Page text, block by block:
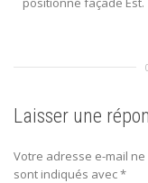
Laisser une
Votre adresse e-mail
sont indiqués avec*